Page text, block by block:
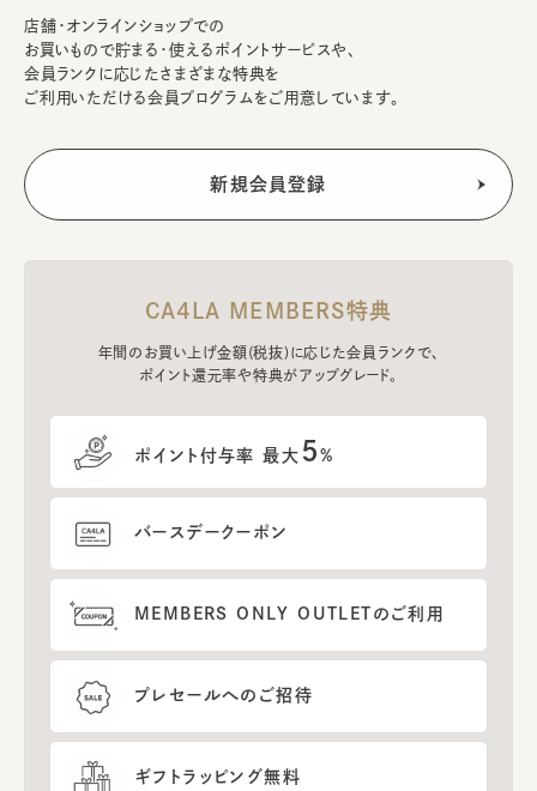
店舗・オンラインショップでの
お買いもので貯まる・使えるポイントサービスや、
会員ランクに応じたさまざまな特典を
ご利用いただける会員プログラムをご用意しています。
CA4LA MEMBERS特典
年間のお買い上げ金額(税抜)に応じた会員ランクで、
ポイント還元率や特典がアップグレード。
ポイント付与率 最大 5%
バースデークーポン
MEMBERS ONLY OUTLETのご利用
プレセールへのご招待
ギフトラッピング無料